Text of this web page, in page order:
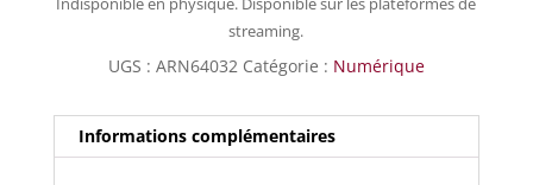
streaming.
UGS : ARN64032 Catégorie : Numérique
Informations complémentaires